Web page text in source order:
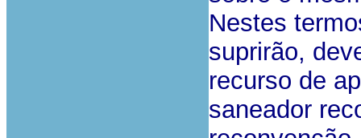
Nestes
suprirão,
recurso de
saneador